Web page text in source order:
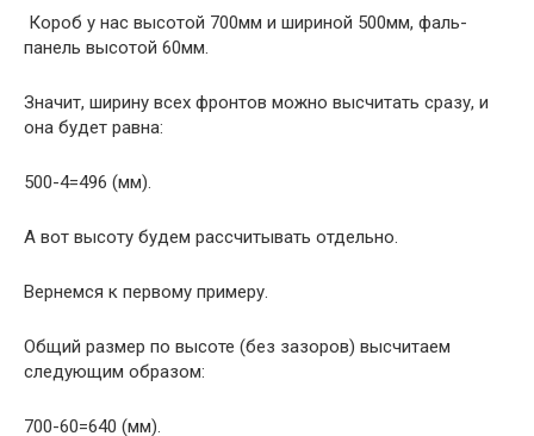
Короб у нас высотой 700мм и шириной 500мм, фаль-
панель высотой 60мм.
Значит, ширину всех фронтов можно высчитать сразу, и
она будет равна:
500-4=496 (мм).
А вот высоту будем рассчитывать отдельно.
Вернемся к первому примеру.
Общий размер по высоте (без зазоров) высчитаем
следующим образом:
700-60=640 (мм).